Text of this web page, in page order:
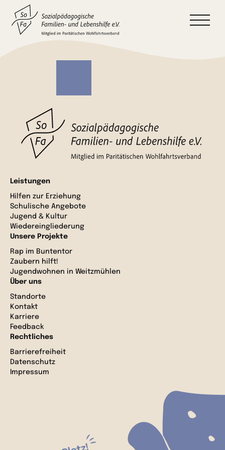
Leistungen
Hilfen zur Erziehung
Schulische Angebote
Jugend & Kultur
Wiedereingliederung
Unsere Projekte
Rap im Buntentor
Zaubern hilft!
Jugendwohnen in Weitzmühlen
Über uns
Standorte
Kontakt
Karriere
Feedback
Rechtliches
Barrierefreiheit
Datenschutz
Impressum